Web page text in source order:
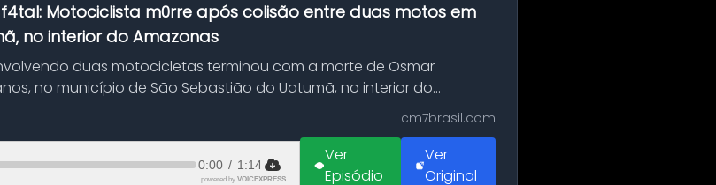
Motociclista m0rre após colisão entre duas motos em
no interior do Amazonas
duas motocicletas terminou com a morte de Osmar
no município de São Sebastião do Uatumã, no interior do
cm7brasil.com
0:00 / 1:14
powered by VOICEXPRESS
Ver
Episódio
Ver
Original